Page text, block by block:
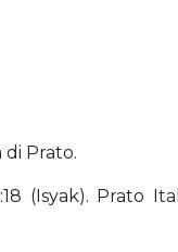
di Prato.
(Isyak). Prato